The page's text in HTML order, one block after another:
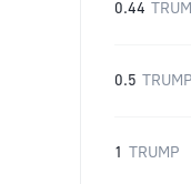
0.44
0.5 TRUMP
1 TRUMP